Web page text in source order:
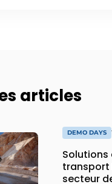
articles
DEMO DAYS
Solutions
transport
secteur